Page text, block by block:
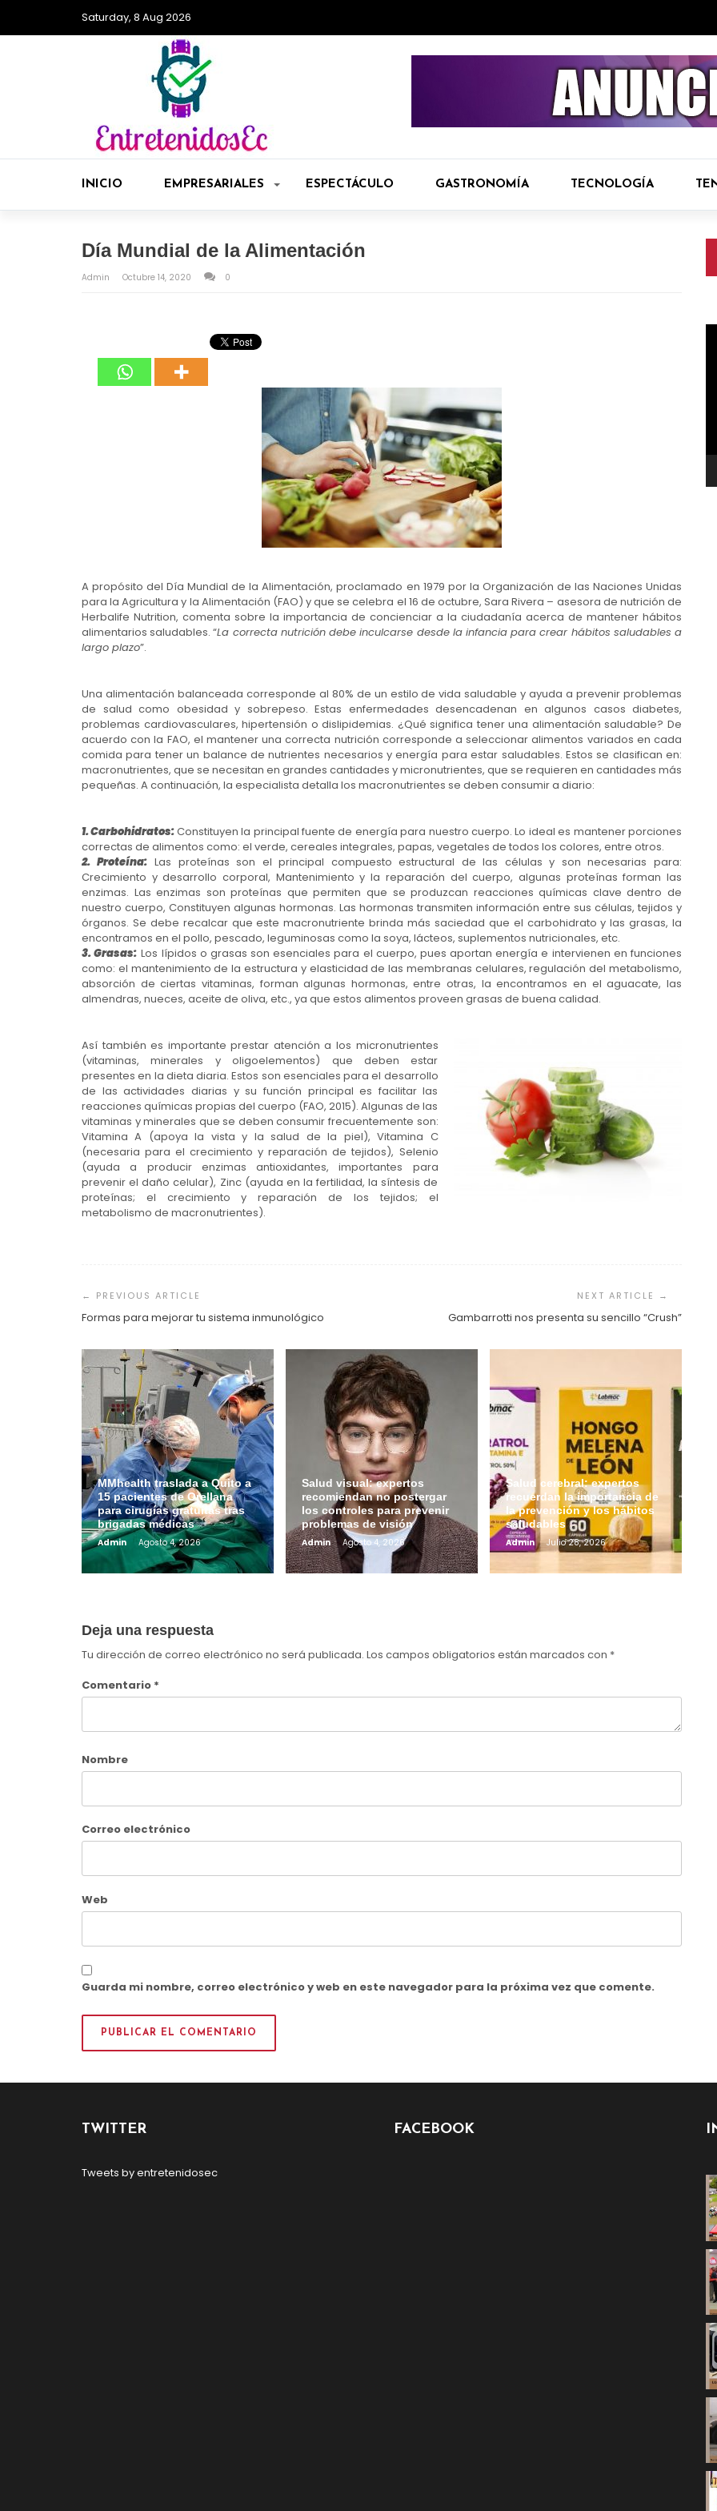
Saturday, 8 Aug 2026
INICIO EMPRESARIALES ESPECTÁCULO GASTRONOMÍA TECNOLOGÍA
Día Mundial de la Alimentación
Admin Octubre 14, 2020 0
A propósito del Día Mundial de la Alimentación, proclamado en 1979 por la Organización de las Naciones Unidas
para la Agricultura y la Alimentación (FAO) y que se celebra el 16 de octubre, Sara Rivera – asesora de nutrición de
Herbalife Nutrition, comenta sobre la importancia de concienciar a la ciudadanía acerca de mantener hábitos
alimentarios saludables. “La correcta nutrición debe inculcarse desde la infancia para crear hábitos saludables a
largo plazo”.
Una alimentación balanceada corresponde al 80% de un estilo de vida saludable y ayuda a prevenir problemas
de salud como obesidad y sobrepeso. Estas enfermedades desencadenan en algunos casos diabetes,
problemas cardiovasculares, hipertensión o dislipidemias. ¿Qué significa tener una alimentación saludable? De
acuerdo con la FAO, el mantener una correcta nutrición corresponde a seleccionar alimentos variados en cada
comida para tener un balance de nutrientes necesarios y energía para estar saludables. Estos se clasifican en:
macronutrientes, que se necesitan en grandes cantidades y micronutrientes, que se requieren en cantidades más
pequeñas. A continuación, la especialista detalla los macronutrientes se deben consumir a diario:
1. Carbohidratos:Constituyen la principal fuente de energía para nuestro cuerpo. Lo ideal es mantener porciones
correctas de alimentos como: el verde, cereales integrales, papas, vegetales de todos los colores, entre otros.
2. Proteína: Las proteínas son el principal compuesto estructural de las células y son necesarias para:
Crecimiento y desarrollo corporal, Mantenimiento y la reparación del cuerpo, algunas proteínas forman las
enzimas. Las enzimas son proteínas que permiten que se produzcan reacciones químicas clave dentro de
nuestro cuerpo, Constituyen algunas hormonas. Las hormonas transmiten información entre sus células, tejidos y
órganos. Se debe recalcar que este macronutriente brinda más saciedad que el carbohidrato y las grasas, la
encontramos en el pollo, pescado, leguminosas como la soya, lácteos, suplementos nutricionales, etc.
3. Grasas: Los lípidos o grasas son esenciales para el cuerpo, pues aportan energía e intervienen en funciones
como: el mantenimiento de la estructura y elasticidad de las membranas celulares, regulación del metabolismo,
absorción de ciertas vitaminas, forman algunas hormonas, entre otras, la encontramos en el aguacate, las
almendras, nueces, aceite de oliva, etc., ya que estos alimentos proveen grasas de buena calidad.
Así también es importante prestar atención a los micronutrientes
(vitaminas, minerales y oligoelementos) que deben estar
presentes en la dieta diaria. Estos son esenciales para el desarrollo
de las actividades diarias y su función principal es facilitar las
reacciones químicas propias del cuerpo (FAO, 2015). Algunas de las
vitaminas y minerales que se deben consumir frecuentemente son:
Vitamina A (apoya la vista y la salud de la piel), Vitamina C
(necesaria para el crecimiento y reparación de tejidos), Selenio
(ayuda a producir enzimas antioxidantes, importantes para
prevenir el daño celular), Zinc (ayuda en la fertilidad, la síntesis de
proteínas; el crecimiento y reparación de los tejidos; el
metabolismo de macronutrientes).
de
entradas
Formas para mejorar tu sistema inmunológico Gambarrotti nos presenta su sencillo “Crush”
MMhealth traslada a Quito a
15 pacientes de Orellana
para cirugías gratuitas tras
brigadas médicas
Admin Agosto 4, 2026
Salud visual: expertos
recomiendan no postergar
los controles para prevenir
problemas de visión
Admin Agosto 4, 2026
Salud cerebral: expertos
recuerdan la importancia de
la prevención y los hábitos
saludables
Admin Julio 28, 2026
Deja una respuesta
Tu dirección de correo electrónico no será publicada. Los campos obligatorios están marcados con *
Comentario *
Nombre
Correo electrónico
Web
Guarda mi nombre, correo electrónico y web en este navegador para la próxima vez que comente.
TWITTER
Tweets by entretenidosec
FACEBOOK